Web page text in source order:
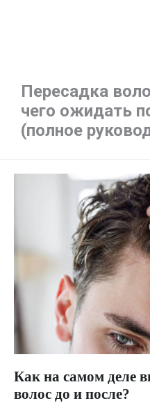
Пересадка
чего ожидать
(полное
Как на самом деле
волос до и после?